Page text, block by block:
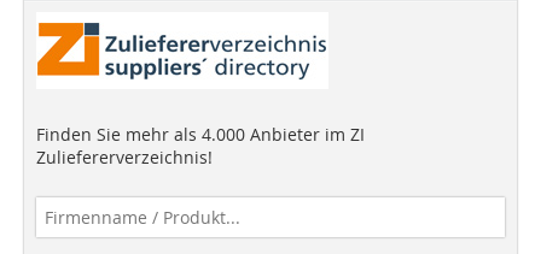
Finden Sie mehr als 4.000 Anbieter im ZI
Zuliefererverzeichnis!